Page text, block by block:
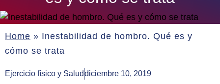
Home » Inestabilidad de hombro. Qué es y
cómo se trata
Ejercicio físico y Saluddiciembre 10, 2019